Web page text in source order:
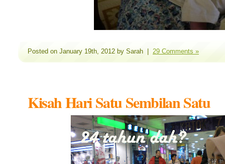
Posted on January 19th, 2012 by Sarah | 29 Comments »
Kisah Hari Satu Sembilan Satu